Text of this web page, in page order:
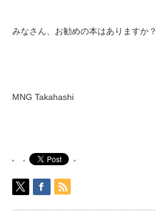
みなさん、お勧めの本はありますか？
MNG Takahashi